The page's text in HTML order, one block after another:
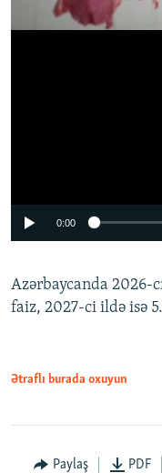
0:00
Azərbaycanda 2026-
faiz, 2027-ci ildə isə
Ətraflı burada oxuyun
Paylaş PDF